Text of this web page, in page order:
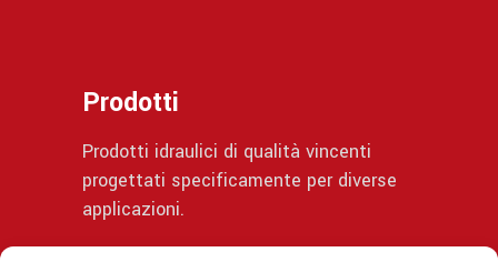
Prodotti
Prodotti idraulici di qualità vincenti
progettati specificamente per diverse
applicazioni.